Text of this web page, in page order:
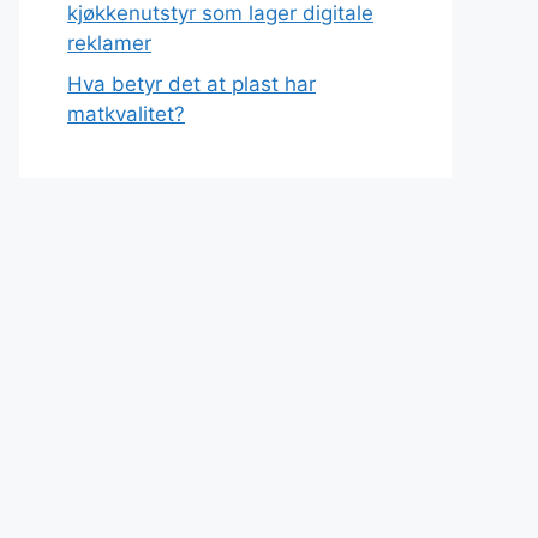
kjøkkenutstyr som lager digitale
reklamer
Hva betyr det at plast har
matkvalitet?